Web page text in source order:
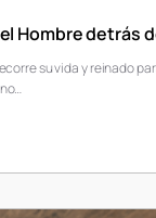
el Hombre detrás
su vida y reinado